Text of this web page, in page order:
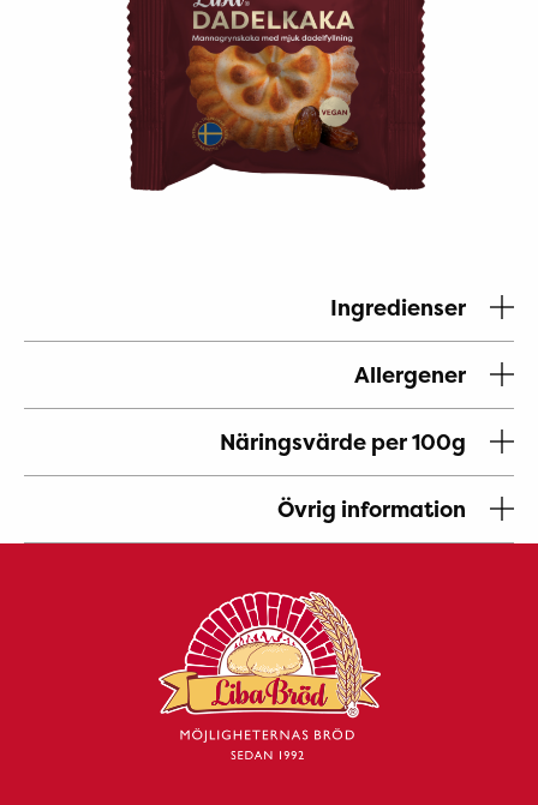
Ingredienser
Allergener
Näringsvärde per 100g
Övrig information